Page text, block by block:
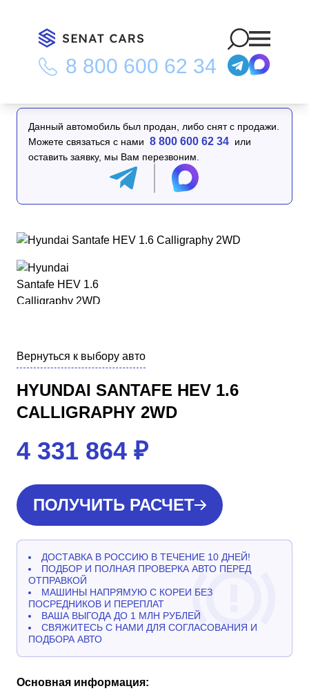
8 800 600 62 34
Главная Каталог/Hyundai Santafe HEV 1.6 Calligraphy 2WD
Данный автомобиль был продан, либо снят с продажи.
Можете связаться с нами 8 800 600 62 34 или
оставить заявку, мы Вам перезвоним.
Вернуться к выбору авто
HYUNDAI SANTAFE HEV 1.6
CALLIGRAPHY 2WD
4 331 864 ₽
ПОЛУЧИТЬ РАСЧЕТ
ДОСТАВКА В РОССИЮ В ТЕЧЕНИЕ 10 ДНЕЙ!
ПОДБОР И ПОЛНАЯ ПРОВЕРКА АВТО ПЕРЕД
ОТПРАВКОЙ
МАШИНЫ НАПРЯМУЮ С КОРЕИ БЕЗ
ПОСРЕДНИКОВ И ПЕРЕПЛАТ
ВАША ВЫГОДА ДО 1 МЛН РУБЛЕЙ
СВЯЖИТЕСЬ С НАМИ ДЛЯ СОГЛАСОВАНИЯ И
ПОДБОРА АВТО
Основная информация: